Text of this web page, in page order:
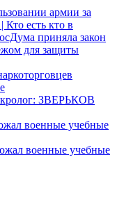
армии за
есть кто в
приняла закон
для защиты
ЗВЕРЬКОВ
военные учебные
военные учебные